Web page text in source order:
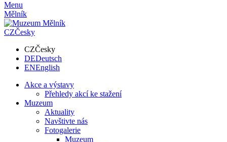
Menu
Mělník
CZČesky
CZČesky
DEDeutsch
ENEnglish
Akce a výstavy
Přehledy akcí ke stažení
Muzeum
Aktuality
Navštivte nás
Fotogalerie
Muzeum